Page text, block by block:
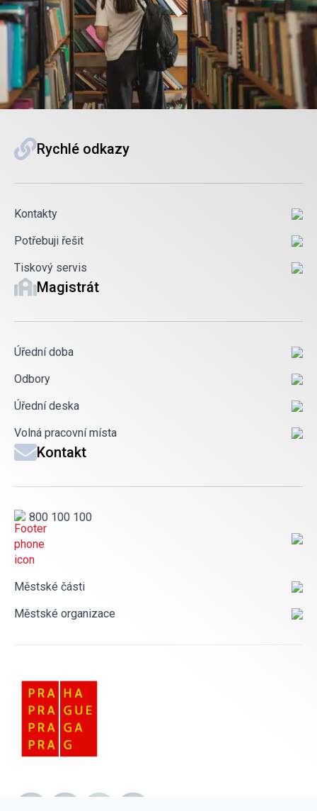
Rychlé odkazy
Kontakty
Potřebuji řešit
Tiskový servis
Magistrát
Úřední doba
Odbory
Úřední deska
Volná pracovní místa
Kontakt
800 100 100
Městské části
Městské organizace